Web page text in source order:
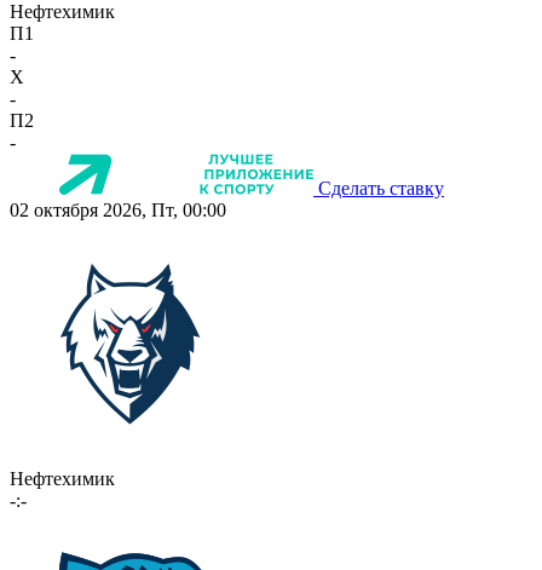
Нефтехимик
П1
-
X
-
П2
-
Сделать ставку
02 октября 2026, Пт, 00:00
Нефтехимик
-:-